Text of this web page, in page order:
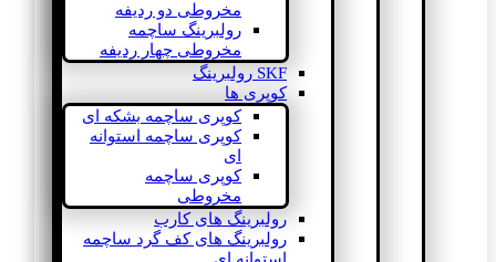
مخروطی دو ردیفه
رولبرینگ ساچمه
مخروطی چهار ردیفه
SKF رولبرینگ
کوپری ها
کوپری ساچمه بشکه ای
کوپری ساچمه استوانه
ای
کوپری ساچمه
مخروطی
رولبرینگ های کارب
رولبرینگ های کف گرد ساچمه